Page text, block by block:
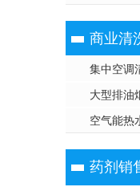
商业清
集中空调
大型排油
空气能热
药剂销